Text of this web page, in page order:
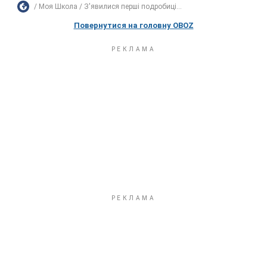
Моя Школа ​​З'явилися перші подробиці...
Повернутися на головну OBOZ